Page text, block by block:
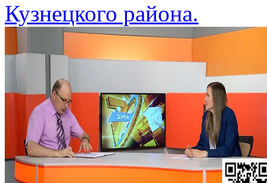
Кузнецкого района.